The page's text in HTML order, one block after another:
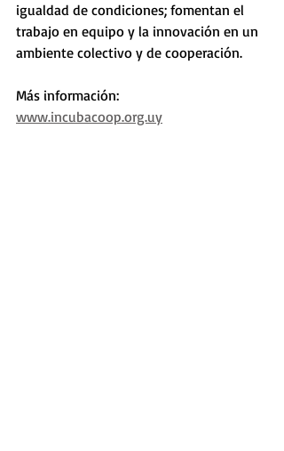
igualdad de condiciones; fomentan el
trabajo en equipo y la innovación en un
ambiente colectivo y de cooperación.
Más información:
www.incubacoop.org.uy